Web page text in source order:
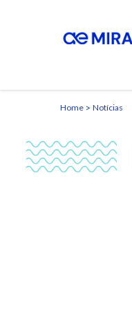
Home Notícias